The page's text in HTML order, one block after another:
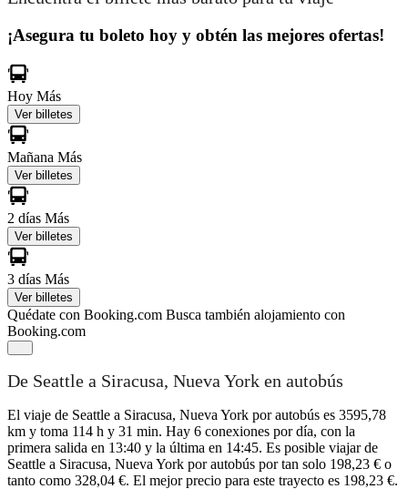
¡Asegura tu boleto hoy y obtén las mejores ofertas!
Hoy Más
Ver billetes
Mañana Más
Ver billetes
2 días Más
Ver billetes
3 días Más
Ver billetes
Quédate con Booking.com Busca también alojamiento con
Booking.com
De Seattle a Siracusa, Nueva York en autobús
El viaje de Seattle a Siracusa, Nueva York por autobús es 3595,78
km y toma 114 h y 31 min. Hay 6 conexiones por día, con la
primera salida en 13:40 y la última en 14:45. Es posible viajar de
Seattle a Siracusa, Nueva York por autobús por tan solo 198,23 € o
tanto como 328,04 €. El mejor precio para este trayecto es 198,23 €.